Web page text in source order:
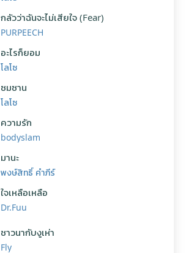
กลัวว่าฉันจะไม่เสียใจ (Fear)
PURPEECH
อะไรก็ยอม
โลโซ
ซมซาน
โลโซ
ความรัก
bodyslam
มานะ
พงษ์สิทธิ์ คำภีร์
ใจเหลือเหลือ
Dr.Fuu
ชาวนากับงูเห่า
Fly